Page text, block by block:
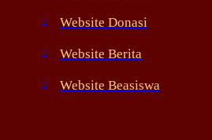
Website Donasi
Website Berita
Website Beasiswa